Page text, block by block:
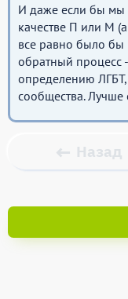
И даже если бы мы
качестве П или М
все равно было бы
обратный процесс
определению
сообщества. Лучше
Назад